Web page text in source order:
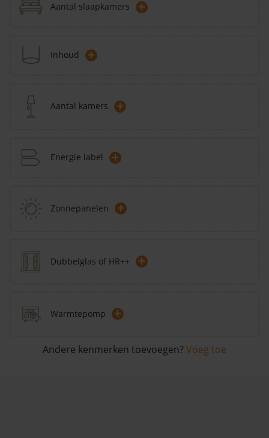
Aantal slaapkamers +
Inhoud +
Aantal kamers +
Energie label +
Zonnepanelen +
Dubbelglas of HR++ +
Warmtepomp +
Andere kenmerken toevoegen? Voeg toe